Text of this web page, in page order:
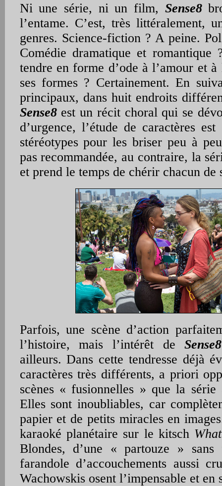
Ni une série, ni un film, Sense8
l’entame. C’est, très littéralement,
genres. Science-fiction ? A peine.
Comédie dramatique et
tendre en forme d’ode à l’amour et à
ses formes ? Certainement. En
principaux, dans huit endroits
Sense8est un récit choral qui se
d’urgence, l’étude de caractères
stéréotypes pour les briser peu à
pas recommandée, au contraire, la
et prend le temps de chérir chacun de
Parfois, une scène d’action
l’histoire, mais l’intérêt deSense8
ailleurs. Dans cette tendresse déjà
caractères très différents, a priori
scènes « fusionnelles » que la série
Elles sont inoubliables, car
papier et de petits miracles en
karaoké planétaire sur le kitsch
Blondes, d’une « partouze » sans
farandole d’accouchements aussi
Wachowskis osent l’impensable et en